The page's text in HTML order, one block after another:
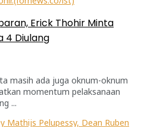
Erick Thohir Minta
4 Diulang
masih ada juga oknum-oknum
momentum pelaksanaan
...